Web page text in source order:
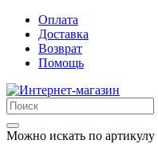
Оплата
Доставка
Возврат
Помощь
Можно искать по артикулу